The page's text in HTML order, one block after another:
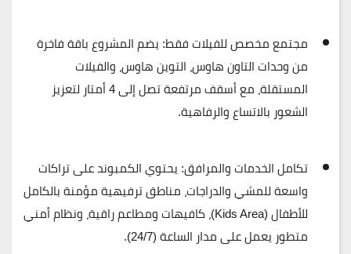
مجتمع مخصص للفيلات فقط:يضم المشروع باقة فاخرة
من وحدات التاون هاوس، التوين هاوس، والفيلات
المستقلة، مع أسقف مرتفعة تصل إلى 4 أمتار لتعزيز
الشعور بالاتساع والرفاهية.
تكامل الخدمات والمرافق:يحتوي الكمبوند على تراكات
واسعة للمشي والدراجات، مناطق ترفيهية مؤمنة بالكامل
للأطفال (Kids Area)، كافيهات ومطاعم راقية، ونظام أمني
متطور يعمل على مدار الساعة (24/7).